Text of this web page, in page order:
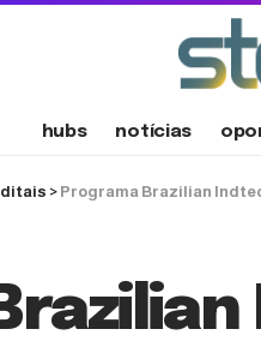
hubs notícias
> Programa Brazilian